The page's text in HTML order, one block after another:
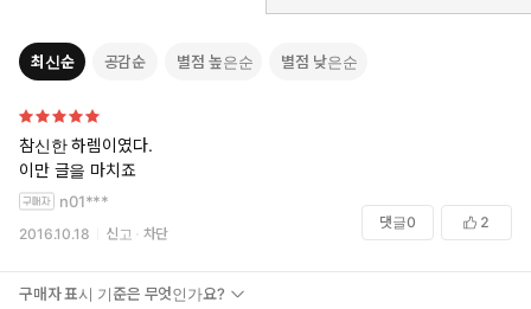
최신순 공감순 별점 높은순 별점 낮은순
참신한 하렘이였다.
이만 글을 마치죠
n01***
2016.10.18 신고 차단
댓글0 2
구매자 표시 기준은 무엇인가요?